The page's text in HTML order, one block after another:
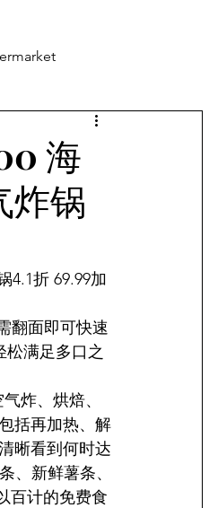
广告
海
炸锅
4.1折 69.99加
翻面即可快速
满足多口之
炸、烘焙、
括再加热、解
晰看到何时达
、新鲜薯条、
百计的免费食